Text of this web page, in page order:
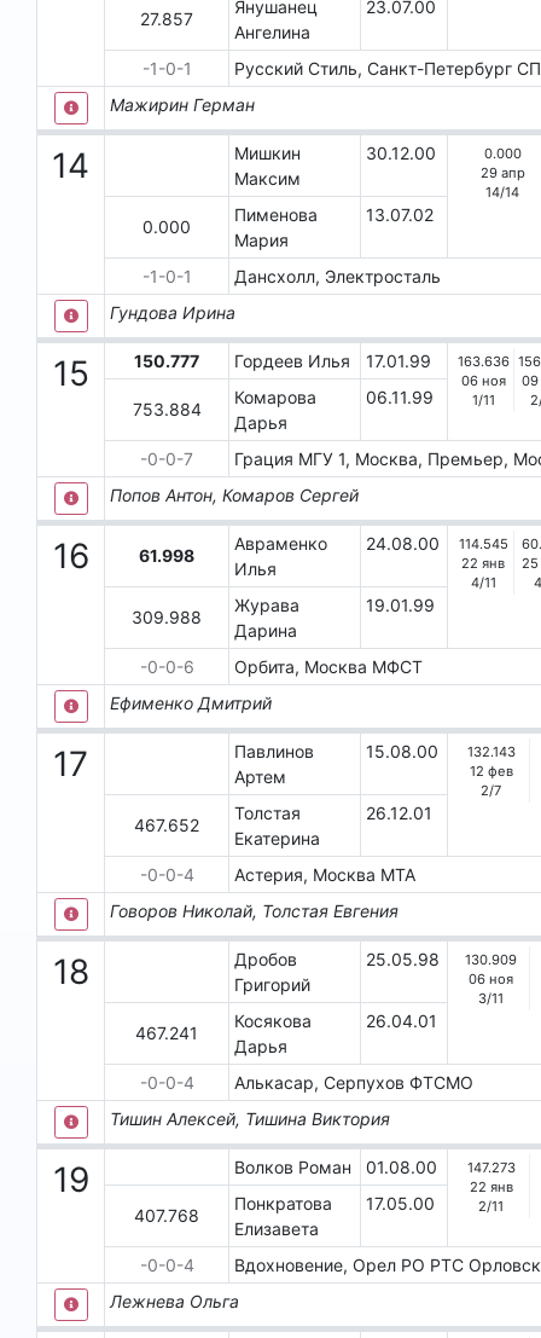
27.857
Янушанец
Ангелина
23.07.00
-1-0-1 Русский Стиль, Санкт-Петербург
Мажирин Герман
14
Мишкин
Максим
30.12.00
0.000
29 апр
14/14
0.000
Пименова
Мария
13.07.02
-1-0-1
Дансхолл, Электросталь
Гундова Ирина
15 150.777 Гордеев Илья 17.01.99
163.636
06 ноя
1/11
09
2
753.884
Комарова
Дарья
06.11.99
-0-0-7
Грация МГУ 1, Москва, Премьер,
Попов Антон, Комаров Сергей
16 61.998
Авраменко
Илья
24.08.00
114.545
22 янв
4/11
4
309.988
Журава
Дарина
19.01.99
-0-0-6 Орбита, Москва МФСТ
Ефименко Дмитрий
17
Павлинов
Артем
15.08.00
132.143
12 фев
2/7
467.652
Толстая
Екатерина
26.12.01
-0-0-4 Астерия, Москва МТА
Говоров Николай, Толстая Евгения
18
Дробов
Григорий
25.05.98
130.909
06 ноя
3/11
467.241
Косякова
Дарья
26.04.01
-0-0-4 Алькасар, Серпухов ФТСМО
Тишин Алексей, Тишина Виктория
19 Волков Роман 01.08.00
147.273
22 янв
2/11
407.768
Понкратова
Елизавета
17.05.00
-0-0-4 Вдохновение, Орел РО РТС
Лежнева Ольга